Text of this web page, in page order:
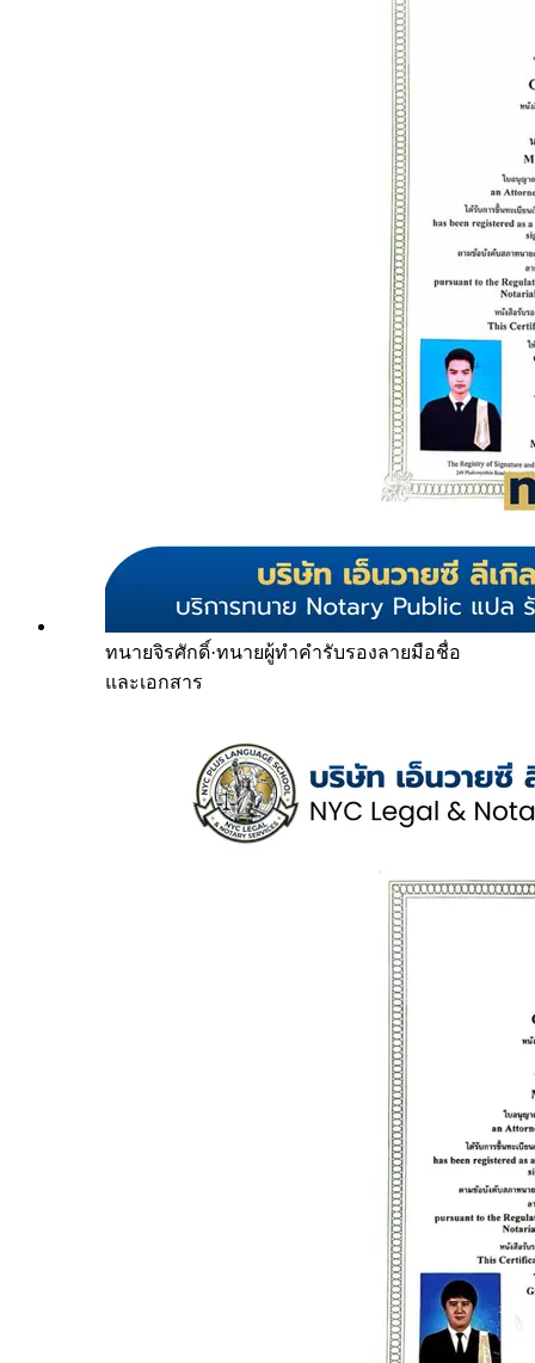
ทนายจิรศักดิ์·ทนายผู้ทำคำรับรองลายมือชื่อ
และเอกสาร